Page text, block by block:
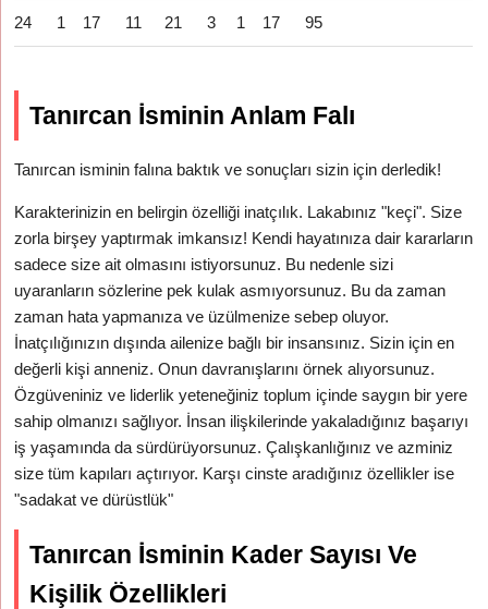
24 1 17 11 21 3 1 17 95
Tanırcan İsminin Anlam Falı
Tanırcan isminin falına baktık ve sonuçları sizin için derledik!
Karakterinizin en belirgin özelliği inatçılık. Lakabınız "keçi". Size
zorla birşey yaptırmak imkansız! Kendi hayatınıza dair kararların
sadece size ait olmasını istiyorsunuz. Bu nedenle sizi
uyaranların sözlerine pek kulak asmıyorsunuz. Bu da zaman
zaman hata yapmanıza ve üzülmenize sebep oluyor.
İnatçılığınızın dışında ailenize bağlı bir insansınız. Sizin için en
değerli kişi anneniz. Onun davranışlarını örnek alıyorsunuz.
Özgüveniniz ve liderlik yeteneğiniz toplum içinde saygın bir yere
sahip olmanızı sağlıyor. İnsan ilişkilerinde yakaladığınız başarıyı
iş yaşamında da sürdürüyorsunuz. Çalışkanlığınız ve azminiz
size tüm kapıları açtırıyor. Karşı cinste aradığınız özellikler ise
"sadakat ve dürüstlük"
Tanırcan İsminin Kader Sayısı Ve
Kişilik Özellikleri